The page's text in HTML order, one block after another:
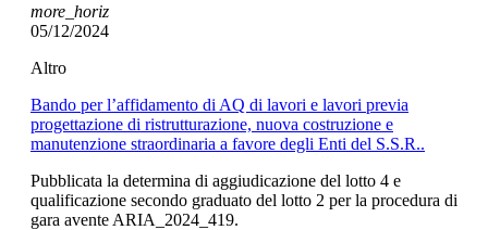
more_horiz
05/12/2024
Altro
Bando per l’affidamento di AQ di lavori e lavori previa
progettazione di ristrutturazione, nuova costruzione e
manutenzione straordinaria a favore degli Enti del S.S.R..
Pubblicata la determina di aggiudicazione del lotto 4 e
qualificazione secondo graduato del lotto 2 per la procedura di
gara avente ARIA_2024_419.